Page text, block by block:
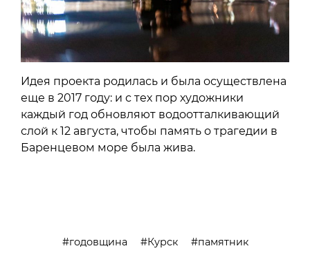
Идея проекта родилась и была осуществлена
еще в 2017 году: и с тех пор художники
каждый год обновляют водоотталкивающий
слой к 12 августа, чтобы память о трагедии в
Баренцевом море была жива.
годовщина Курск
памятник